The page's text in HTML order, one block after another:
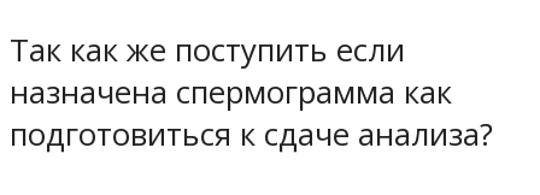
Так как же поступить если
назначена спермограмма как
подготовиться к сдаче анализа?